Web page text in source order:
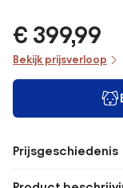
€ 399,99
Bekijk prijsverloop
Prijsgeschiedenis